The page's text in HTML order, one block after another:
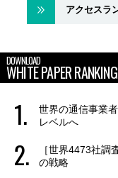
アクセスラ
DOWNLOAD
WHITE PAPER RANKING
世界の通信事業
レベルへ
［世界4473社調
の戦略